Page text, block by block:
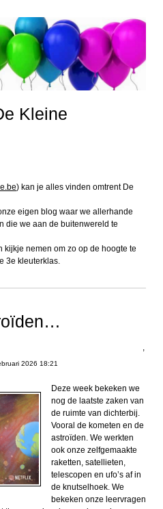
Kleine
) kan je alles vinden omtrent De
eigen blog waar we allerhande
die we aan de buitenwereld te
kijkje nemen om zo op de hoogte te
3e kleuterklas.
,
2026 18:21
Deze week bekeken we
nog de laatste zaken van
de ruimte van dichterbij.
Vooral de kometen en de
astroïden. We werkten
ook onze zelfgemaakte
raketten, satellieten,
telescopen en ufo’s af in
de knutselhoek. We
bekeken onze leervragen